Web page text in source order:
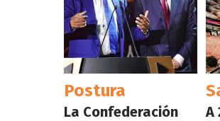
Postura
La Confederación
A